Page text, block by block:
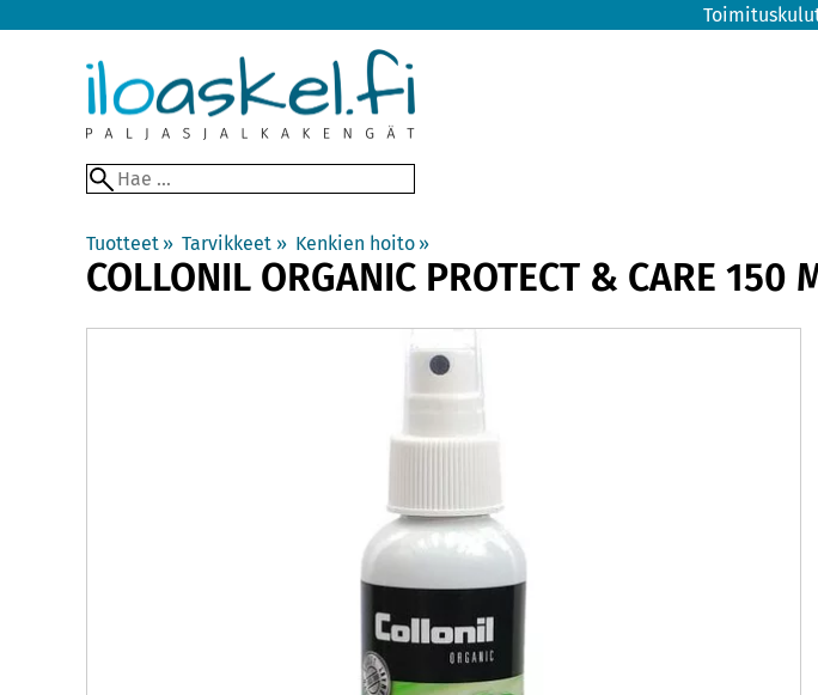
Tuotteet ‪» Tarvikkeet ‪» Kenkien hoito ‪»
COLLONIL ORGANIC PROTECT & CARE 150